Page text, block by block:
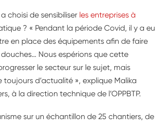
choisi de sensibiliser les entreprises à
? « Pendant la période Covid, il y a eu
en place des équipements afin de faire
Nous espérions que cette
le secteur sur le sujet, mais
toujours d’actualité », explique Malika
à la direction technique de l’OPPBTP.
sur un échantillon de 25 chantiers, de